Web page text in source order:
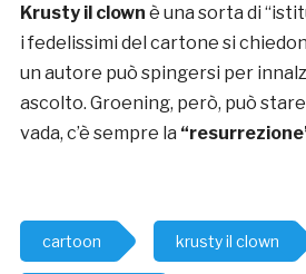
Krusty il clown è una sorta di
i fedelissimi del cartone si
un autore può spingersi per
ascolto. Groening, però, può
vada, c’è sempre la
cartoon krusty il clown